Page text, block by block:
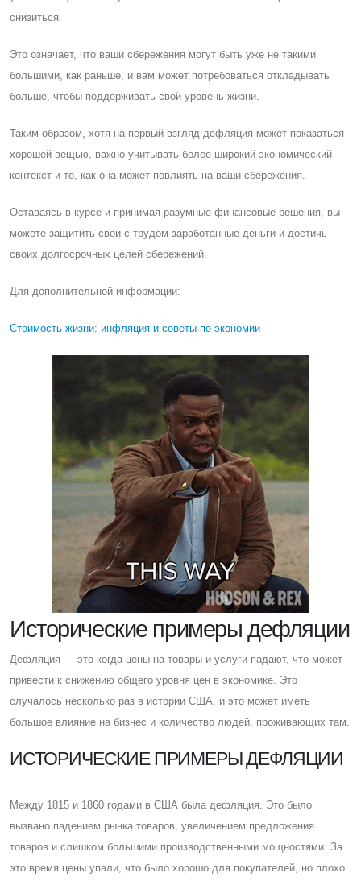
снизиться.
Это означает, что ваши сбережения могут быть уже не такими
большими, как раньше, и вам может потребоваться откладывать
больше, чтобы поддерживать свой уровень жизни.
Таким образом, хотя на первый взгляд дефляция может показаться
хорошей вещью, важно учитывать более широкий экономический
контекст и то, как она может повлиять на ваши сбережения.
Оставаясь в курсе и принимая разумные финансовые решения, вы
можете защитить свои с трудом заработанные деньги и достичь
своих долгосрочных целей сбережений.
Для дополнительной информации:
Cтоимость жизни: инфляция и советы по экономии
Исторические примеры дефляции
Дефляция — это когда цены на товары и услуги падают, что может
привести к снижению общего уровня цен в экономике. Это
случалось несколько раз в истории CША, и это может иметь
большое влияние на бизнес и количество людей, проживающих там.
ИСТОРИЧЕСКИЕ ПРИМЕРЫ ДЕФЛЯЦИИ
Между 1815 и 1860 годами в CША была дефляция. Это было
вызвано падением рынка товаров, увеличением предложения
товаров и слишком большими производственными мощностями. За
это время цены упали, что было хорошо для покупателей, но плохо